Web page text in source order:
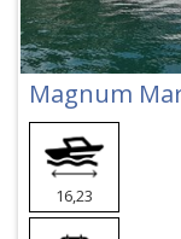
Magnum
16,23